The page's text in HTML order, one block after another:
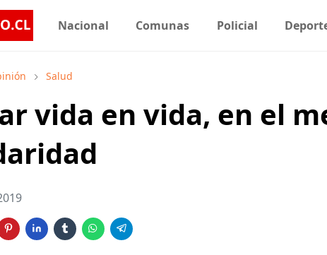
Nacional Comunas Policial
Salud
vida en vida, en el